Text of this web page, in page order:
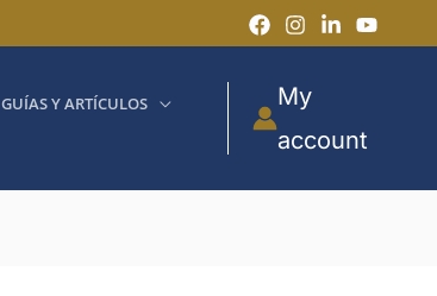
GUÍAS Y ARTÍCULOS
My
account